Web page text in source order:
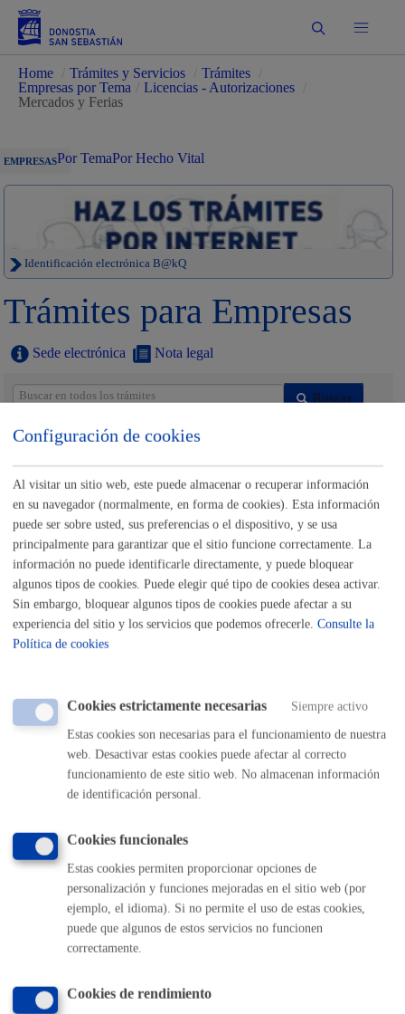
Buscar
Home Trámites y Servicios Trámites
Empresas por Tema
Licencias - Autorizaciones
Mercados y Ferias
EMPRESASPor TemaPor Hecho Vital
Identificación electrónica B@kQ
Trámites para Empresas
Sede electrónica Nota legal
Buscar
Listado completo de Trámites
Mercados y Ferias
Autorizaciones para la venta ambulante
ONLINE
PRESENCIAL
TELÉFONO
venta de productos del país
ONLINE
PRESENCIAL
TELÉFONO
Volver al índice Volver atrás
Comunícate con el Ayuntamiento de Donostia / San
010
Configuración de cookies
Al visitar un sitio web, este puede almacenar o recuperar información
en su navegador (normalmente, en forma de cookies). Esta información
puede ser sobre usted, sus preferencias o el dispositivo, y se usa
principalmente para garantizar que el sitio funcione correctamente. La
información no puede identificarle directamente, y puede bloquear
algunos tipos de cookies. Puede elegir qué tipo de cookies desea activar.
Sin embargo, bloquear algunos tipos de cookies puede afectar a su
experiencia del sitio y los servicios que podemos ofrecerle. Consulte la
Política de cookies
Cookies estrictamente necesarias Siempre activo
Estas cookies son necesarias para el funcionamiento de nuestra
web. Desactivar estas cookies puede afectar al correcto
funcionamiento de este sitio web. No almacenan información
de identificación personal.
Cookies funcionales
Estas cookies permiten proporcionar opciones de
personalización y funciones mejoradas en el sitio web (por
ejemplo, el idioma). Si no permite el uso de estas cookies,
puede que algunos de estos servicios no funcionen
correctamente.
Cookies de rendimiento